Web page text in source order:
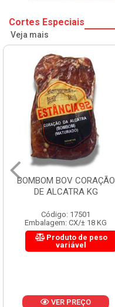
Cortes Especiais
Veja mais
BOMBOM BOV CORAÇÃO
DE ALCATRA KG
Código: 17501
Embalagem: CX/± 18 KG
Produto de peso
variável
VER PREÇO